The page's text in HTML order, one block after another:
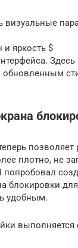
визуальные
и яркость $
обновленным
позволяет
плотно, не
попробовал
блокировки
удобным.